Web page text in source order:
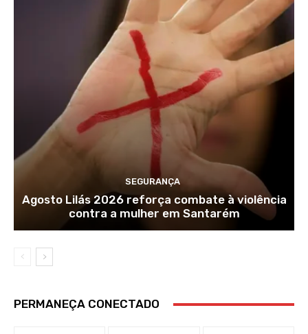
SEGURANÇA
Agosto Lilás 2026 reforça combate à violência
contra a mulher em Santarém
PERMANEÇA CONECTADO